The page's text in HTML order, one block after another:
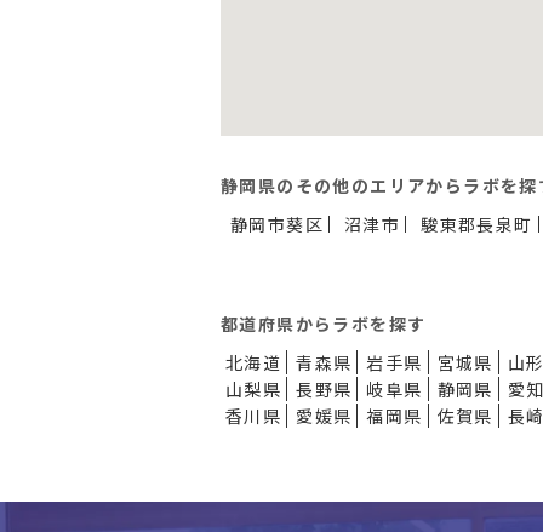
静岡県のその他のエリアからラボを探
静岡市葵区
沼津市 駿東郡長泉町
都道府県からラボを探す
北海道
青森県 岩手県 宮城県
山
山梨県
長野県 岐阜県 静岡県
愛
香川県
愛媛県 福岡県 佐賀県 長